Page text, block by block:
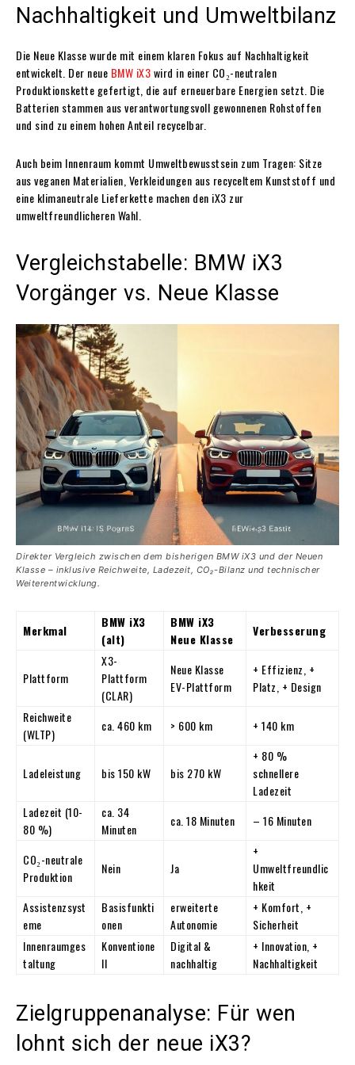
Nachhaltigkeit und Umweltbilanz
Die Neue Klasse wurde mit einem klaren Fokus auf Nachhaltigkeit
entwickelt. Der neue BMW iX3wird in einer CO₂-neutralen
Produktionskette gefertigt, die auf erneuerbare Energien setzt. Die
Batterien stammen aus verantwortungsvoll gewonnenen Rohstoffen
und sind zu einem hohen Anteil recycelbar.
Auch beim Innenraum kommt Umweltbewusstsein zum Tragen: Sitze
aus veganen Materialien, Verkleidungen aus recyceltem Kunststoff und
eine klimaneutrale Lieferkette machen den iX3 zur
umweltfreundlicheren Wahl.
Vergleichstabelle: BMW iX3
Vorgänger vs. Neue Klasse
Direkter Vergleich zwischen dem bisherigen BMW iX3 und der Neuen
Klasse – inklusive Reichweite, Ladezeit, CO₂-Bilanz und technischer
Weiterentwicklung.
Merkmal
BMW iX3
(alt)
BMW iX3
Neue Klasse
Verbesserung
Plattform
X3-
Plattform
(CLAR)
Neue Klasse
EV-Plattform
+ Effizienz, +
Platz, + Design
Reichweite
(WLTP)
ca. 460 km > 600 km + 140 km
Ladeleistung bis 150 kW bis 270 kW
+ 80 %
schnellere
Ladezeit
Ladezeit (10-
80 %)
ca. 34
Minuten
ca. 18 Minuten – 16 Minuten
CO₂-neutrale
Produktion
Nein Ja
+
Umweltfreundlic
hkeit
Assistenzsyst
eme
Basisfunkti
onen
erweiterte
Autonomie
+ Komfort, +
Sicherheit
Innenraumges
taltung
Konventione
ll
Digital &
nachhaltig
+ Innovation, +
Nachhaltigkeit
Zielgruppenanalyse: Für wen
lohnt sich der neue iX3?